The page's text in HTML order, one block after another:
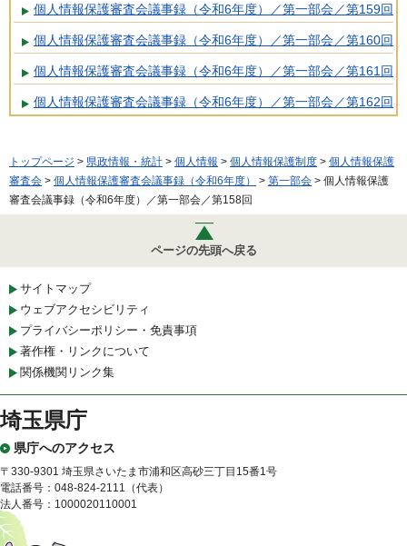
個人情報保護審査会議事録（令和6年度）／第一部会／第159回
個人情報保護審査会議事録（令和6年度）／第一部会／第160回
個人情報保護審査会議事録（令和6年度）／第一部会／第161回
個人情報保護審査会議事録（令和6年度）／第一部会／第162回
トップページ > 県政情報・統計 > 個人情報 > 個人情報保護制度 > 個人情報保護
審査会 > 個人情報保護審査会議事録（令和6年度） > 第一部会 > 個人情報保護
審査会議事録（令和6年度）／第一部会／第158回
ページの先頭へ戻る
サイトマップ
ウェブアクセシビリティ
プライバシーポリシー・免責事項
著作権・リンクについて
関係機関リンク集
埼玉県庁
県庁へのアクセス
〒330-9301 埼玉県さいたま市浦和区高砂三丁目15番1号
電話番号：048-824-2111（代表）
法人番号：1000020110001